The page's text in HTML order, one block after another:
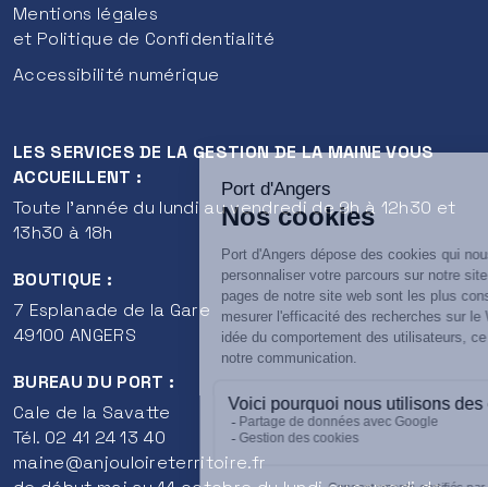
Mentions légales
et Politique de Confidentialité
Accessibilité numérique
LES SERVICES DE LA GESTION DE LA MAINE VOUS
ACCUEILLENT :
Toute l'année du lundi au vendredi de 9h à 12h30 et
13h30 à 18h
BOUTIQUE :
7 Esplanade de la Gare
49100 ANGERS
BUREAU DU PORT :
Cale de la Savatte
Tél. 02 41 24 13 40
maine@anjouloireterritoire.fr